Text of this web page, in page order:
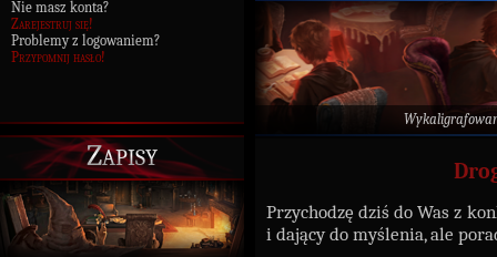
Nie masz konta?
Zarejestruj się!
Problemy z logowaniem?
Przypomnij hasło!
Zapisy
Przychodzę dziś do Was z
i dający do myślenia, ale